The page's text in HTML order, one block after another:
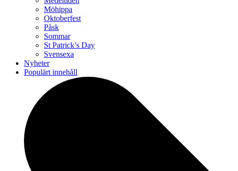
Möhippa
Oktoberfest
Påsk
Sommar
St Patrick’s Day
Svensexa
Nyheter
Populärt innehåll